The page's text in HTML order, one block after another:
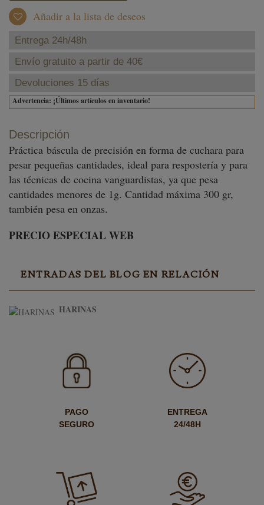
Añadir a la lista de deseos
Entrega 24h/48h
Envío gratuito a partir de 40€
Devoluciones 15 días
Advertencia: ¡Últimos artículos en inventario!
Descripción
Práctica báscula de precisión en forma de cuchara para
pesar pequeñas cantidades, ideal para respostería y para
las técnicas de cocina vanguardistas, ya que pesa
cantidades menores de 1g. Cantidad máxima 300 gr,
también pesa en onzas.
PRECIO ESPECIAL WEB
ENTRADAS DEL BLOG EN RELACIÓN
HARINAS
PAGO
SEGURO
ENTREGA
24/48H